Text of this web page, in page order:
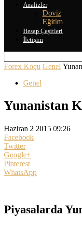
Analizler
Doviz
Eğitim
Hesap Çeşitleri
İletişim
Forex Koçu Genel
Genel
Yunanistan
Haziran 2 2015 09:26
Facebook
Twitter
Google+
Pinterest
WhatsApp
Piyasalarda